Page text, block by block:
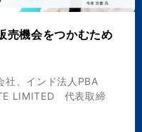
売機会をつかむため
社、インド法人PBA
LIMITED 代表取締